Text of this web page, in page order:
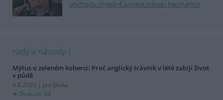
obchodu ohledně sanace odvalu Heřmanice
rady a návody
Mýtus o zeleném koberci: Proč anglický trávník v létě zabíjí život
v půdě
4.8.2026 | Jan Skala
Diskuse: 34